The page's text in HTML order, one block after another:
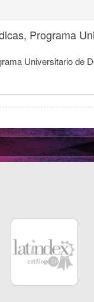
Programa
Universitario de